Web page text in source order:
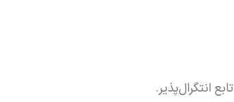
انتگرال‌پذیر.